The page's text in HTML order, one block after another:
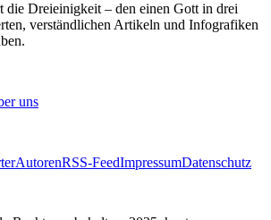
die Dreieinigkeit – den einen Gott in drei
verständlichen Artikeln und Infografiken
uns
AutorenRSS-FeedImpressumDatenschutz